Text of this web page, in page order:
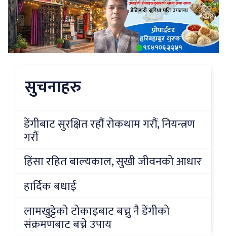
सुचनाहरु
डेंगीबाट सुरक्षित रहौं रोकथाम गरौं, नियन्त्रण
गरौं
हिंसा रहित बाल्यकाल, सुखी जीवनको आधार
हार्दिक बधाई
लामखुट्टेको टोकाइबाट बच्नु नै डेंगीको
संक्रमणबाट बच्ने उपाय